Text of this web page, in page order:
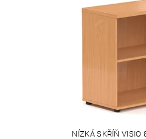
NÍZKÁ SKŘÍŇ VISIO